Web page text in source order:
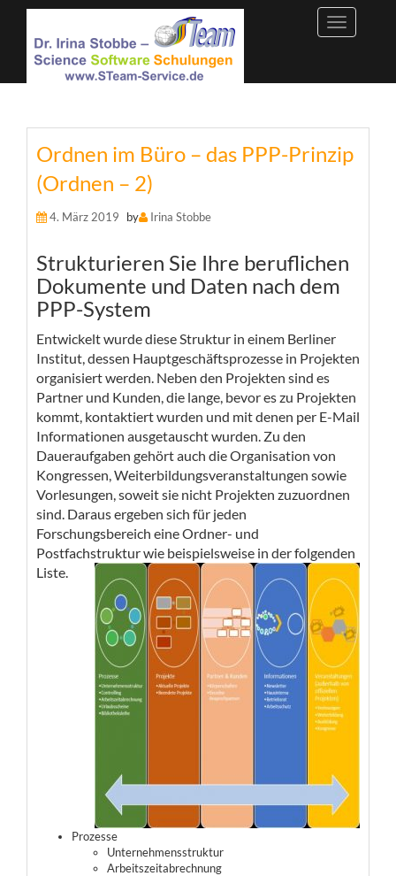
content
Ordnen im Büro – das PPP-Prinzip
(Ordnen – 2)
4. März 2019 by Irina Stobbe
Strukturieren Sie Ihre beruflichen
Dokumente und Daten nach dem
PPP-System
Entwickelt wurde diese Struktur in einem Berliner
Institut, dessen Hauptgeschäftsprozesse in Projekten
organisiert werden. Neben den Projekten sind es
Partner und Kunden, die lange, bevor es zu Projekten
kommt, kontaktiert wurden und mit denen per E-Mail
Informationen ausgetauscht wurden. Zu den
Daueraufgaben gehört auch die Organisation von
Kongressen, Weiterbildungsveranstaltungen sowie
Vorlesungen, soweit sie nicht Projekten zuzuordnen
sind. Daraus ergeben sich für jeden
Forschungsbereich eine Ordner- und
Postfachstruktur wie beispielsweise in der folgenden
Liste.
Prozesse
Unternehmensstruktur
Arbeitszeitabrechnung